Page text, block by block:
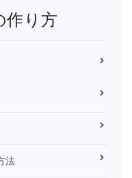
作り方
法